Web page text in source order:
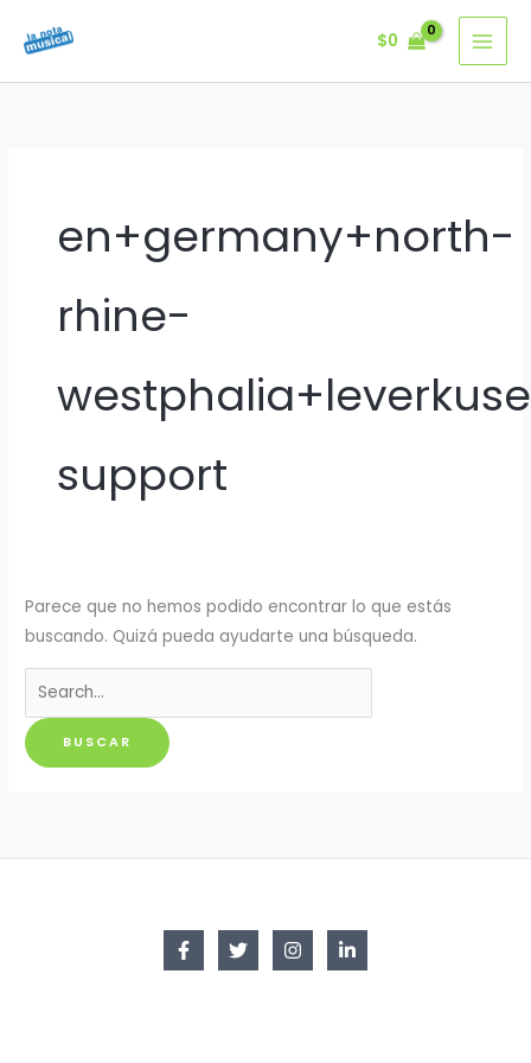
$0
en+germany+north-
rhine-
support
Parece que no hemos podido encontrar lo que estás
buscando. Quizá pueda ayudarte una búsqueda.
Buscar
por: